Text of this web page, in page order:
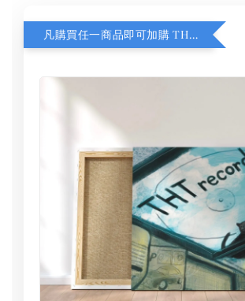
凡購買任一商品即可加購 THT 九週年 同一片天空 無框畫 30 x 30 cm 附掛勾 (黑膠封面大小）